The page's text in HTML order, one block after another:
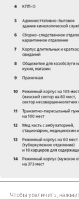
Чтобы увеличить,